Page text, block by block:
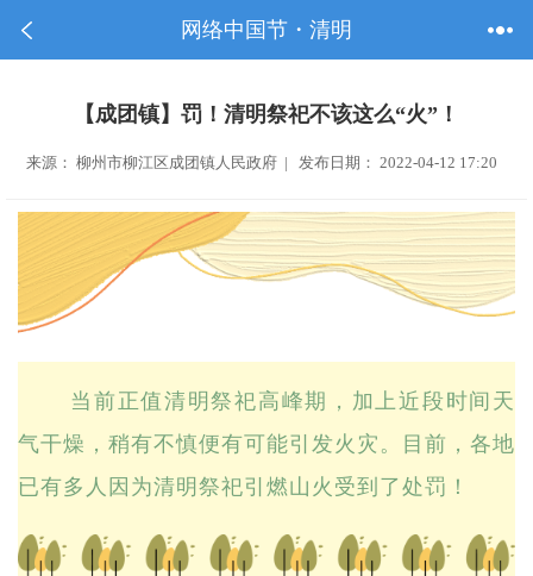
网络中国节・清明
【成团镇】罚！清明祭祀不该这么“火”！
来源： 柳州市柳江区成团镇人民政府 | 发布日期： 2022-04-12 17:20
当前正值清明祭祀高峰期，加上近段时间天
气干燥，稍有不慎便有可能引发火灾。目前，各地
已有多人因为清明祭祀引燃山火受到了处罚！